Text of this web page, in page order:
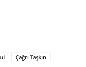
Çağrı Taşkın